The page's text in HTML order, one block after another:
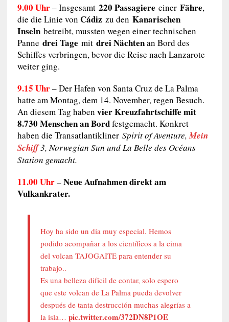
9.00 Uhr– Insgesamt 220 Passagiere einer Fähre,
die die Linie von Cádiz zu den Kanarischen
Inselnbetreibt, mussten wegen einer technischen
Panne drei Tage mit drei Nächtenan Bord des
Schiffes verbringen, bevor die Reise nach Lanzarote
weiter ging.
9.15 Uhr– Der Hafen von Santa Cruz de La Palma
hatte am Montag, dem 14. November, regen Besuch.
An diesem Tag haben vier Kreuzfahrtschiffe mit
8.730 Menschen an Bordfestgemacht. Konkret
haben die Transatlantikliner Spirit of Aventure,Mein
Schiff3, Norwegian Sun und La Belle des Océans
Station gemacht.
11.00 Uhr–Neue Aufnahmen direkt am
Vulkankrater.
Hoy ha sido un día muy especial. Hemos
podido acompañar a los científicos a la cima
del volcan TAJOGAITE para entender su
trabajo..
Es una belleza difícil de contar, solo espero
que este volcan de La Palma pueda devolver
después de tanta destrucción muchas alegrías a
la isla… pic.twitter.com/372DN8P1OE